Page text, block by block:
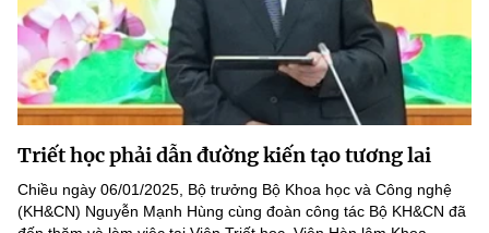
Triết học phải dẫn đường kiến tạo tương lai
Chiều ngày 06/01/2025, Bộ trưởng Bộ Khoa học và Công nghệ
(KH&CN) Nguyễn Mạnh Hùng cùng đoàn công tác Bộ KH&CN đã